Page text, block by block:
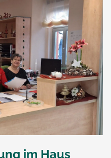
im Haus